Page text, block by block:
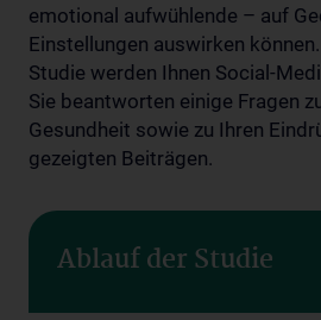
emotional aufwühlende – auf
Einstellungen auswirken
Studie werden Ihnen Social-
Sie beantworten einige Fragen
Gesundheit sowie zu Ihren
gezeigten Beiträgen.
Ablauf der Studie